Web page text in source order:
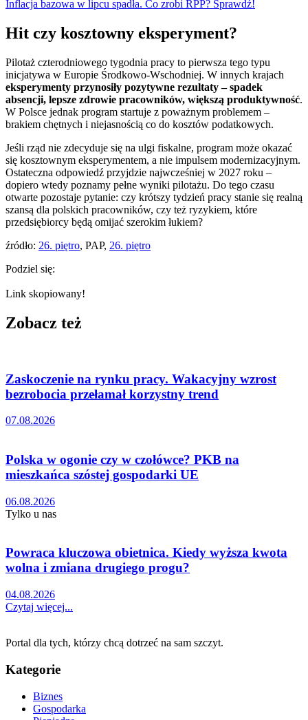
Inflacja bazowa w lipcu spadła. Co zrobi RPP? Sprawdź!
Hit czy kosztowny eksperyment?
Pilotaż czterodniowego tygodnia pracy to pierwsza tego typu
inicjatywa w Europie Środkowo-Wschodniej. W innych krajach
eksperymenty przynosiły pozytywne rezultaty – spadek
absencji, lepsze zdrowie pracowników, większą produktywność.
W Polsce jednak program startuje z poważnym problemem –
brakiem chętnych i niejasnością co do kosztów podatkowych.
Jeśli rząd nie zdecyduje się na ulgi fiskalne, program może okazać
się kosztownym eksperymentem, a nie impulsem modernizacyjnym.
Ostateczna odpowiedź przyjdzie najwcześniej w 2027 roku –
dopiero wtedy poznamy pełne wyniki pilotażu. Do tego czasu
otwarte pozostaje pytanie: czy krótszy tydzień pracy stanie się realną
szansą dla polskich pracowników, czy też ryzykiem, które
przedsiębiorcy będą omijać szerokim łukiem?
źródło: 26. piętro, PAP, 26. piętro
Podziel się:
Link skopiowany!
Zobacz też
Zaskoczenie na rynku pracy. Wakacyjny wzrost
bezrobocia przełamał korzystny trend
07.08.2026
Polska w ogonie czy w czołówce? PKB na
mieszkańca szóstej gospodarki UE
06.08.2026
Tylko u nas
Powraca kluczowa obietnica. Kiedy wyższa kwota
wolna i zmiana drugiego progu?
04.08.2026
Czytaj więcej...
Portal dla tych, którzy chcą dotrzeć na sam szczyt.
Kategorie
Biznes
Gospodarka